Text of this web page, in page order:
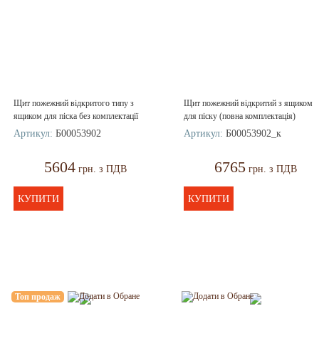
Щит пожежний відкритого типу з
ящиком для піска без комплектації
Артикул: Б00053902
5604грн. з ПДВ
КУПИТИ
Щит пожежний відкритий з ящиком
для піску (повна комплектація)
Артикул: Б00053902_к
6765грн. з ПДВ
КУПИТИ
Топ продаж